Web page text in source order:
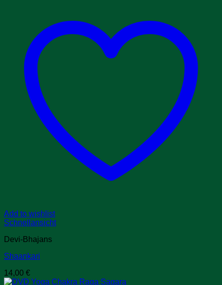
Add to wishlist
Schnellansicht
Devi-Bhajans
Shaankari
14,00 €